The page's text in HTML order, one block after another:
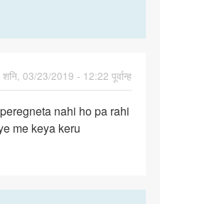
शनि, 03/23/2019 - 12:22 पूर्वान्ह
nahi ho pa rahi
me keya keru